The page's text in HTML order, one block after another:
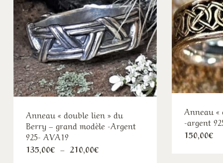
Anneau « double lien » du
Berry – grand modèle -Argent
925- AVA19
135,00€ – 210,00€Plage
de
Anneau «
-argent
150,00€